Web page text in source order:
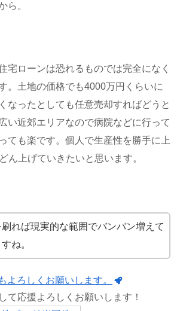
ら。
宅ローンは恐れるものでは完全になく
。土地の価格でも4000万円くらいに
なったとしても任意売却すればどうと
い近郊エリアなので病院などに行って
ても楽です。個人で生産性を勝手に上
ん上げていきたいと思います。
れば現実的な範囲でバンバン増えて
ね。
よろしくお願いします。
て応援よろしくお願いします！